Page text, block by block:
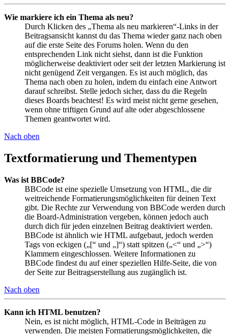
Wie markiere ich ein Thema als neu?
Durch Klicken des „Thema als neu markieren“-Links in der
Beitragsansicht kannst du das Thema wieder ganz nach oben
auf die erste Seite des Forums holen. Wenn du den
entsprechenden Link nicht siehst, dann ist die Funktion
möglicherweise deaktiviert oder seit der letzten Markierung ist
nicht genügend Zeit vergangen. Es ist auch möglich, das
Thema nach oben zu holen, indem du einfach eine Antwort
darauf schreibst. Stelle jedoch sicher, dass du die Regeln
dieses Boards beachtest! Es wird meist nicht gerne gesehen,
wenn ohne triftigen Grund auf alte oder abgeschlossene
Themen geantwortet wird.
Nach oben
Textformatierung und Thementypen
Was ist BBCode?
BBCode ist eine spezielle Umsetzung von HTML, die dir
weitreichende Formatierungsmöglichkeiten für deinen Text
gibt. Die Rechte zur Verwendung von BBCode werden durch
die Board-Administration vergeben, können jedoch auch
durch dich für jeden einzelnen Beitrag deaktiviert werden.
BBCode ist ähnlich wie HTML aufgebaut, jedoch werden
Tags von eckigen („[“ und „]“) statt spitzen („<“ und „>“)
Klammern eingeschlossen. Weitere Informationen zu
BBCode findest du auf einer speziellen Hilfe-Seite, die von
der Seite zur Beitragserstellung aus zugänglich ist.
Nach oben
Kann ich HTML benutzen?
Nein, es ist nicht möglich, HTML-Code in Beiträgen zu
verwenden. Die meisten Formatierungsmöglichkeiten, die